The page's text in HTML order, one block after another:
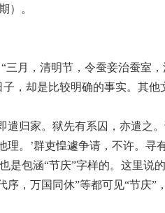
）。
三月，清明节，令蚕妾治蚕室
子，却是比较明确的事实。其他
遣归家。狱先有系囚，亦遣之
理。’群吏惶遽争请，不许。寻
是包涵“节庆”字样的。这里说
，万国同休”等都可见“节庆”